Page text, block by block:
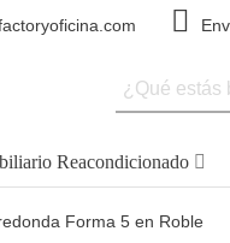
Reacondicionado
Forma 5 en Roble